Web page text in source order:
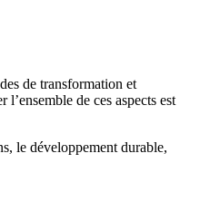
de transformation et
de ces aspects est
le développement durable,